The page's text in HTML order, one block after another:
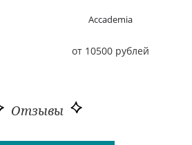
Acсademia
от 10500 рублей
Отзывы